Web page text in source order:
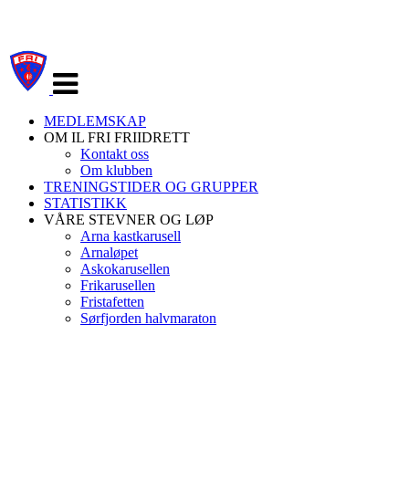
navigasjon
MEDLEMSKAP
OM IL FRI FRIIDRETT
Kontakt oss
Om klubben
TRENINGSTIDER OG GRUPPER
STATISTIKK
VÅRE STEVNER OG LØP
Arna kastkarusell
Arnaløpet
Askokarusellen
Frikarusellen
Fristafetten
Sørfjorden halvmaraton